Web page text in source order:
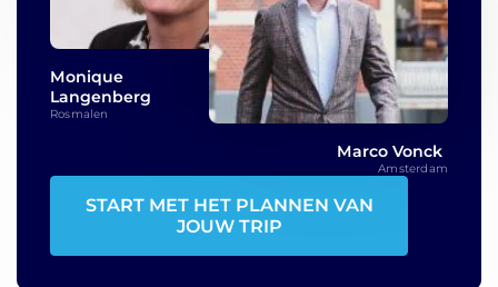
Monique
Langenberg
Rosmalen
Marco Vonck
Amsterdam
START MET HET PLANNEN VAN
JOUW TRIP